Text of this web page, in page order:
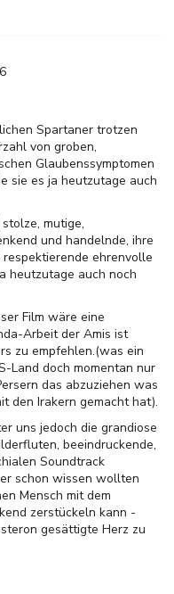
Spartaner trotzen
von groben,
Glaubenssymptomen
sie es ja heutzutage auch
mutige,
und handelnde, ihre
ehrenvolle
heutzutage auch noch
Film wäre eine
Arbeit der Amis ist
zu empfehlen.(was ein
Land doch momentan nur
das abzuziehen was
den Irakern gemacht hat).
uns jedoch die grandiose
beeindruckende,
Soundtrack
schon wissen wollten
Mensch mit dem
zerstückeln kann -
gesättigte Herz zu